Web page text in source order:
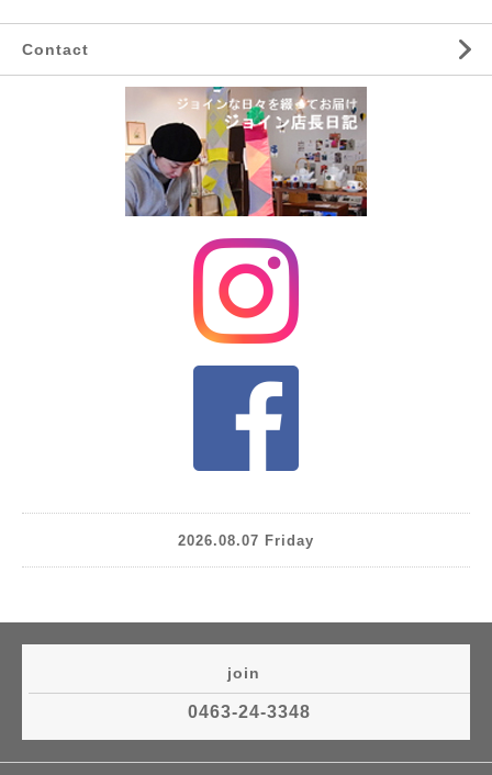
Contact
2026.08.07 Friday
join
0463-24-3348